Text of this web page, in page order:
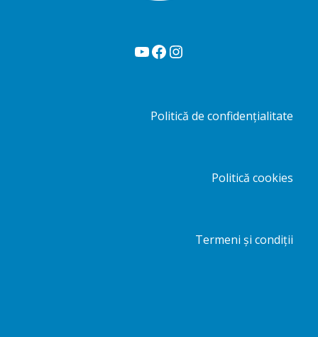
YouTube Facebook Instagram
Politică de confidențialitate
Politică cookies
Termeni și condiții